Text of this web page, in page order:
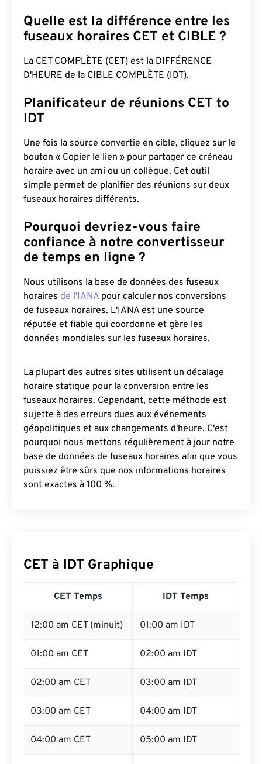
Quelle est la différence entre les
fuseaux horaires CET et CIBLE ?
La CET COMPLÈTE (CET) est la DIFFÉRENCE
D'HEURE de la CIBLE COMPLÈTE (IDT).
Planificateur de réunions CET to
IDT
Une fois la source convertie en cible, cliquez sur le
bouton « Copier le lien » pour partager ce créneau
horaire avec un ami ou un collègue. Cet outil
simple permet de planifier des réunions sur deux
fuseaux horaires différents.
Pourquoi devriez-vous faire
confiance à notre convertisseur
de temps en ligne ?
Nous utilisons la base de données des fuseaux
horaires de l'IANA pour calculer nos conversions
de fuseaux horaires. L'IANA est une source
réputée et fiable qui coordonne et gère les
données mondiales sur les fuseaux horaires.
La plupart des autres sites utilisent un décalage
horaire statique pour la conversion entre les
fuseaux horaires. Cependant, cette méthode est
sujette à des erreurs dues aux événements
géopolitiques et aux changements d'heure. C'est
pourquoi nous mettons régulièrement à jour notre
base de données de fuseaux horaires afin que vous
puissiez être sûrs que nos informations horaires
sont exactes à 100 %.
CET à IDT Graphique
CET Temps IDT Temps
12:00 am CET (minuit) 01:00 am IDT
01:00 am CET 02:00 am IDT
02:00 am CET 03:00 am IDT
03:00 am CET 04:00 am IDT
04:00 am CET 05:00 am IDT